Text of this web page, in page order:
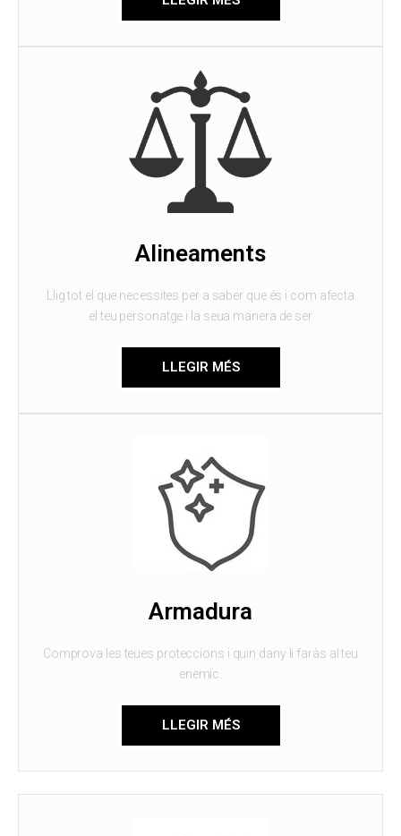
Alineaments
Llig tot el que necessites per a saber que és i com afecta
el teu personatge i la seua manera de ser
LLEGIR MÉS
Armadura
Comprova les teues proteccions i quin dany li faràs al teu
enemic.
LLEGIR MÉS